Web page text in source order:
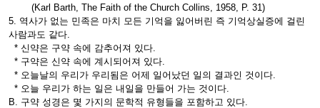
(Karl Barth, The Faith of the Church Collins, 1958, P. 31)
5. 역사가 없는 민족은 마치 모든 기억을 잃어버린 즉 기억상실증에 걸린
사람과도 같다.
* 신약은 구약 속에 감추어져 있다.
* 구약은 신약 속에 계시되어져 있다.
* 오늘날의 우리가 우리됨은 어제 일어났던 일의 결과인 것이다.
* 오늘 우리가 하는 일은 내일을 만들어 가는 것이다.
B. 구약 성경은 몇 가지의 문학적 유형들을 포함하고 있다.